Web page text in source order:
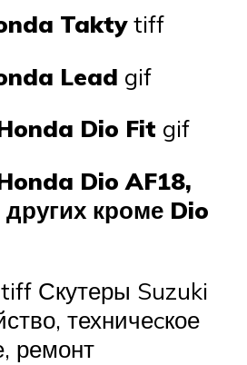
Taktytiff
Lead gif
Dio Fit gif
Dio AF18,
кроме Dio
tiff Скутеры Suzuki
техничеcкое
ремонт